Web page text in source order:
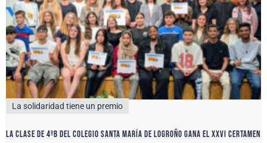
La solidaridad tiene un premio
La clase de 4ºB del colegio Santa María de Logroño gana el XXVI certamen